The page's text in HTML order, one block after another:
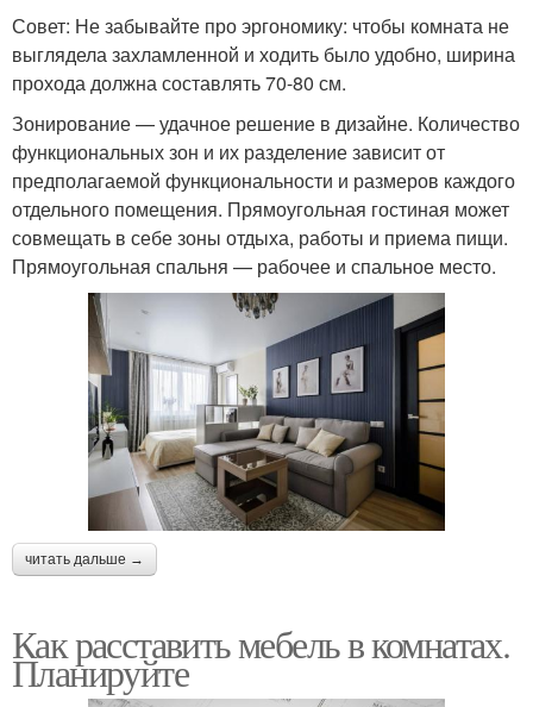
Совет: Не забывайте про эргономику: чтобы комната не
выглядела захламленной и ходить было удобно, ширина
прохода должна составлять 70-80 см.
Зонирование — удачное решение в дизайне. Количество
функциональных зон и их разделение зависит от
предполагаемой функциональности и размеров каждого
отдельного помещения. Прямоугольная гостиная может
совмещать в себе зоны отдыха, работы и приема пищи.
Прямоугольная спальня — рабочее и спальное место.
читать дальше →
Как расставить мебель в комнатах.
Планируйте